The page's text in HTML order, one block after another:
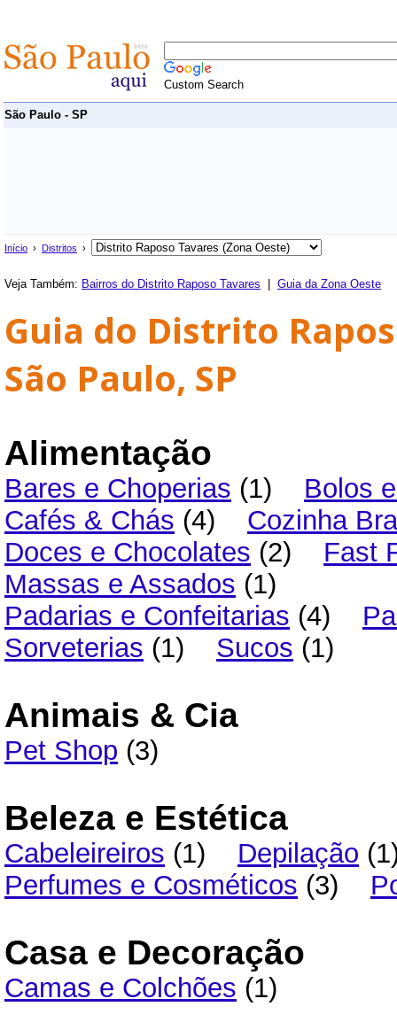
Custom Search
São Paulo - SP
Início › Distritos ›
Veja Também: Bairros do Distrito Raposo Tavares Guia da Zona Oeste
Guia do Distrito
São Paulo, SP
Alimentação
Bares e Choperias (1)
Bolos
Cafés & Chás (4)
Cozinha
Doces e Chocolates (2)
Fast
Massas e Assados (1)
Padarias e Confeitarias (4)
Sorveterias (1) Sucos (1)
Animais & Cia
Pet Shop (3)
Beleza e Estética
Cabeleireiros (1) Depilação
Perfumes e Cosméticos (3)
Casa e Decoração
Camas e Colchões (1)